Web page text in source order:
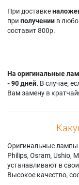
При доставке
при получении в
составит 800р.
На оригинальные
- 90 дней. В случае,
Вам замену в
Оригинальные лампы
Philips, Osram, Ushio,
устанавливают в
Высокое качество,